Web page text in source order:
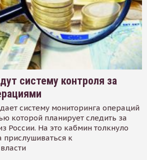
систему контроля за
систему мониторинга операций
которой планирует следить за
России. На это кабмин толкнуло
прислушиваться к